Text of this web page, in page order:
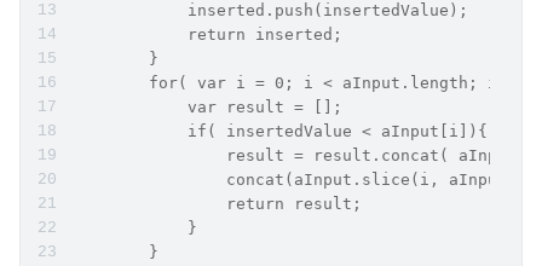
            inserted.push(insertedValue);
            return inserted;
        }
        for( var i = 0; i < aInput.length; i++){
            var result = [];
            if( insertedValue < aInput[i]){
result = result.concat(
concat(aInput.slice(i,
                return result;
            }
        }